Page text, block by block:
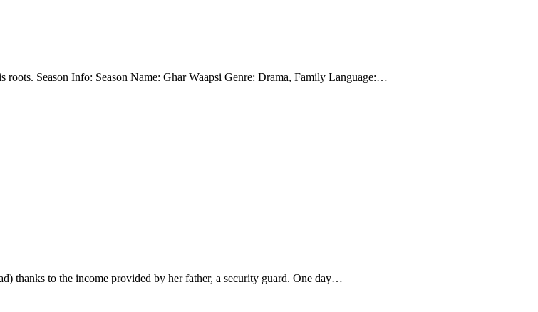
roots. Season Info: Season Name: Ghar Waapsi Genre: Drama, Family Language:…
thanks to the income provided by her father, a security guard. One day…